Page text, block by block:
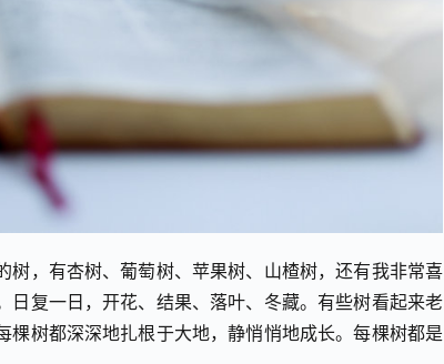
，有杏树、葡萄树、苹果树、山楂树，还有我非常喜
复一日，开花、结果、落叶、冬藏。有些树看起来老
树都深深地扎根于大地，静悄悄地成长。每棵树都是